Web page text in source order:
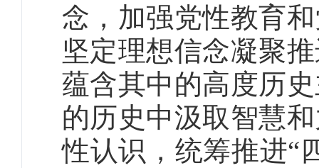
念，加强党性教育
坚定理想信念凝聚
蕴含其中的高度历
的历史中汲取智慧
性认识，统筹推进“